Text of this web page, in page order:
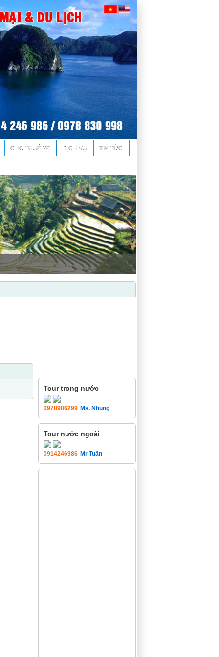
CHO THUÊ XE DỊCH VỤ TIN TỨC
Tour trong nước
0978986299 Ms. Nhung
Tour nước ngoài
0914246986 Mr Tuấn